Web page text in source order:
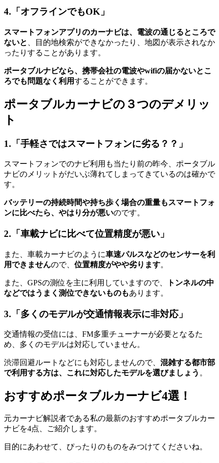
4.「オフラインでもOK」
スマートフォンアプリのカーナビは、電波の通じるところで
ないと
、目的地検索ができなかったり、地図が表示されなか
ったりすることがあります。
ポータブルナビなら、携帯会社の電波やwifiの届かないとこ
ろでも問題なく利用することができます。
ポータブルカーナビの３つのデメリッ
ト
1.「手軽さではスマートフォンに劣る？？」
スマートフォンでのナビ利用も当たり前の昨今、ポータブル
ナビのメリットがだいぶ薄れてしまってきているのは確かで
す。
バッテリーの持続時間や持ち歩く場合の重量もスマートフォ
ンに比べたら、やはり分が悪いのです。
2.「車載ナビに比べて位置精度が悪い」
また、車載カーナビのように車速パルスなどのセンサーを利
用できませんので、 位置精度がやや劣ります。
また、GPSの測位を主に利用していますので、
トンネルの中
などではうまく測位できないものもあります。
3.「多くのモデルが交通情報表示に非対応」
交通情報の受信には、FM多重チューナーが必要となるた
め、多くのモデルは対応していません。
渋滞回避ルートなどにも対応しませんので、 混雑する都市部
で利用する方は、これに対応したモデルを選びましょう 。
おすすめポータブルカーナビ4選！
元カーナビ解説者である私の最新のおすすめポータブルカー
ナビを4点、ご紹介します。
目的にあわせて、ぴったりのものをみつけてくださいね。